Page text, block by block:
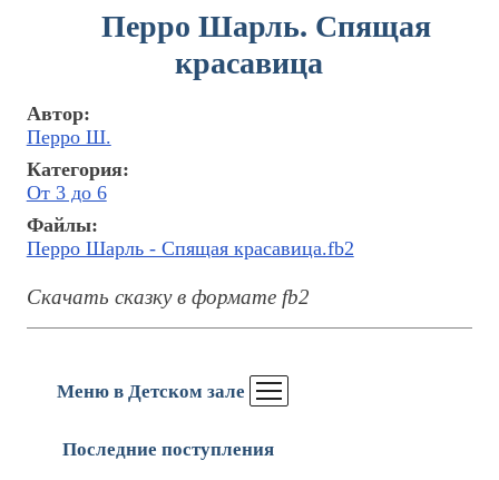
Меню в Детском зале
Последние поступления
Перро Шарль. Спящая
красавица
Автор:
Перро Ш.
Категория:
От 3 до 6
Файлы:
Перро Шарль - Спящая красавица.fb2
Скачать сказку в формате fb2